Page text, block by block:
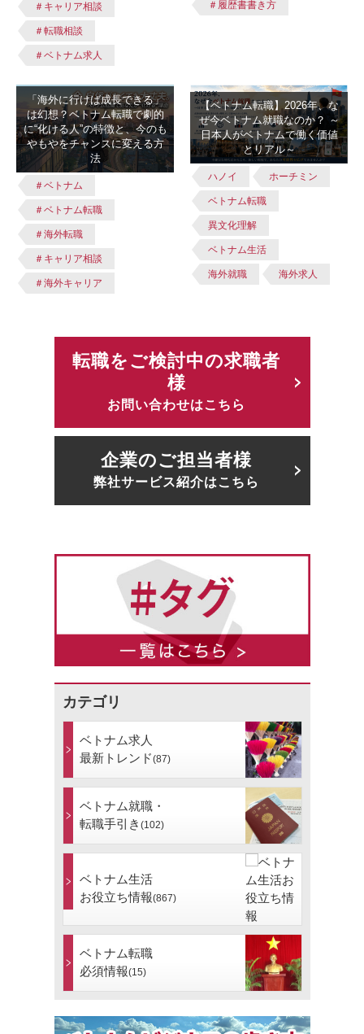
＃キャリア相談
＃転職相談
＃ベトナム求人
＃履歴書書き方
「海外に行けば成長できる」
は幻想？ベトナム転職で劇的
に“化ける人”の特徴と、今のも
やもやをチャンスに変える方
法
＃ベトナム
＃ベトナム転職
＃海外転職
＃キャリア相談
＃海外キャリア
【ベトナム転職】2026年、な
ぜ今ベトナム就職なのか？ ～
日本人がベトナムで働く価値
とリアル～
ハノイ ホーチミン
ベトナム転職
異文化理解
ベトナム生活
海外就職 海外求人
転職をご検討中の求職者
様
お問い合わせはこちら
企業のご担当者様
弊社サービス紹介はこちら
カテゴリ
ベトナム求人
最新トレンド(87)
ベトナム就職・
転職手引き (102)
ベトナム生活
お役立ち情報(867)
ベトナム転職
必須情報(15)